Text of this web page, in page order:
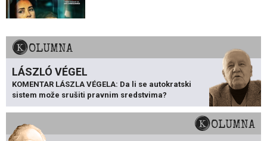
KOLUMNA
LÁSZLÓ VÉGEL
KOMENTAR LÁSZLA VÉGELA: Da li se autokratski
sistem može srušiti pravnim sredstvima?
KOLUMNA